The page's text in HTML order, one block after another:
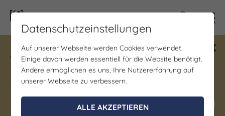
Gewinne ein Blind Date mit Saale-
Unstrut! Teilnahme vom 1.7. - 18.12.
möglich.
Jetzt mitmachen
Datenschutzeinstellungen
Auf unserer Webseite werden Cookies verwendet.
Einige davon werden essentiell für die Website benötigt.
Andere ermöglichen es uns, Ihre Nutzererfahrung auf
unserer Webseite zu verbessern.
ALLE AKZEPTIEREN